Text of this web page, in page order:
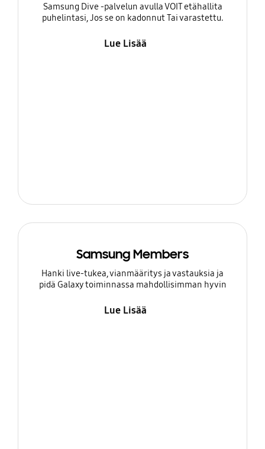
Samsung Dive -palvelun avulla VOIT etähallita
puhelintasi, Jos se on kadonnut Tai varastettu.
Lue Lisää
Samsung Members
Hanki live-tukea, vianmääritys ja vastauksia ja
pidä Galaxy toiminnassa mahdollisimman hyvin
Lue Lisää